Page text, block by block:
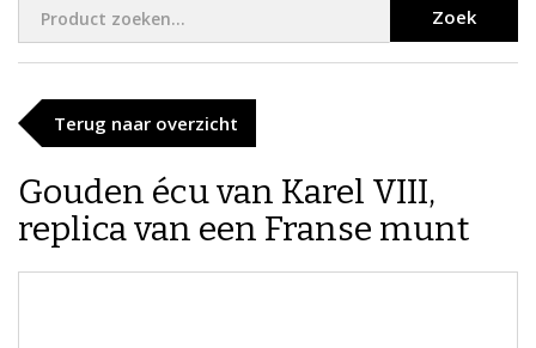
Zoek
Terug naar overzicht
Gouden écu van Karel VIII,
replica van een Franse munt